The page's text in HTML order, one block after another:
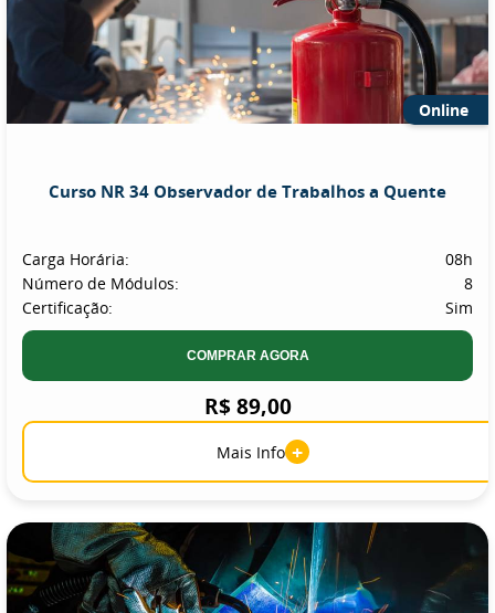
Online
Curso NR 34 Observador de Trabalhos a Quente
Carga Horária:
08h
Número de Módulos:
8
Certificação:
Sim
COMPRAR AGORA
R$ 89,00
Mais Info +